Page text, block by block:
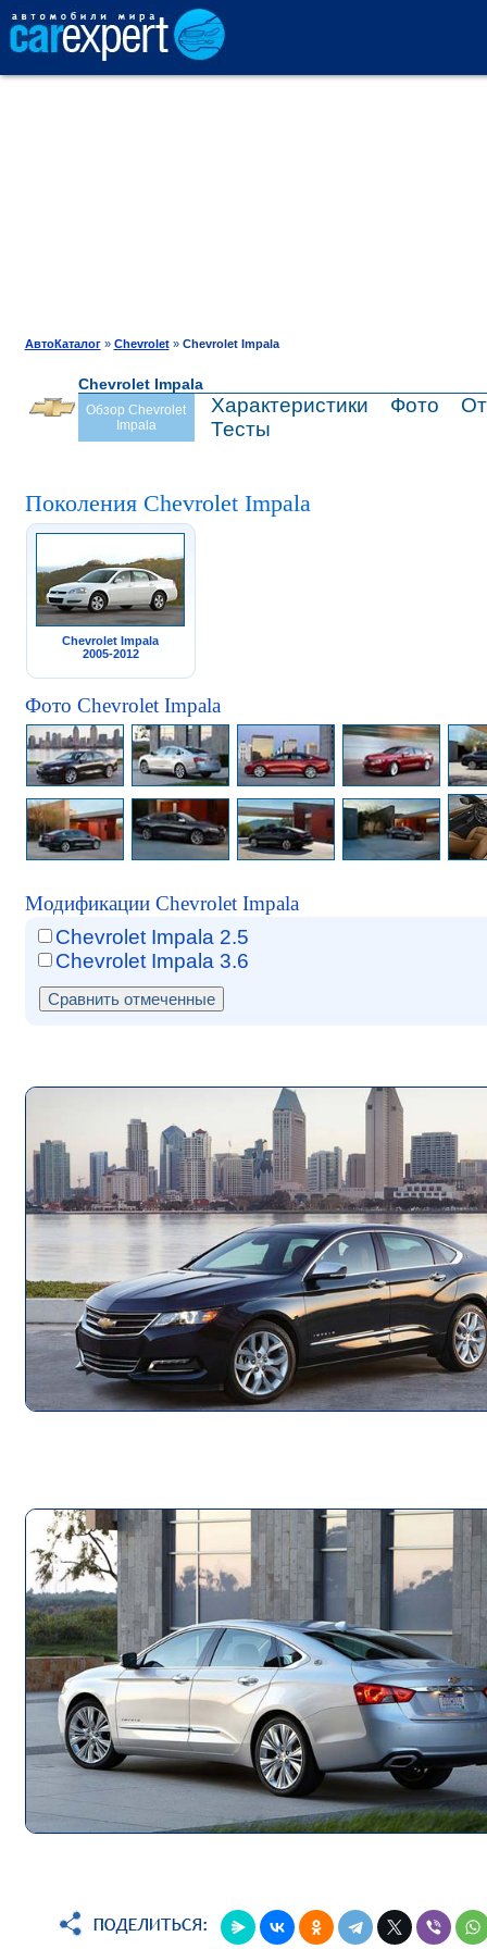
ПРОДАЖА
АвтоКаталог» Chevrolet» Chevrolet Impala
Chevrolet Impala
Обзор Chevrolet
Impala
Характеристики Фото
Тесты
Поколения Chevrolet Impala
Chevrolet Impala
2005-2012
Фото Chevrolet Impala
Модификации Chevrolet Impala
Chevrolet Impala 2.5
Chevrolet Impala 3.6